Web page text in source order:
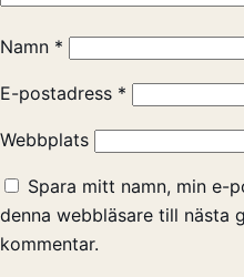
Namn *
E-postadress *
Webbplats
Spara mitt namn, min e-
denna webbläsare till nästa
kommentar.